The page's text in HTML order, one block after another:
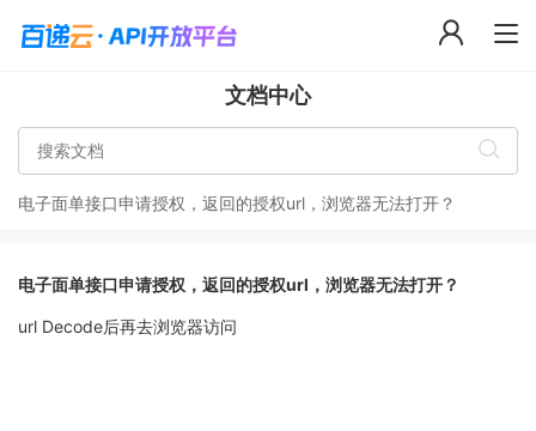
文档中心
电子面单接口申请授权，返回的授权url，浏览器无法打开？
电子面单接口申请授权，返回的授权url，浏览器无法打开？
url Decode后再去浏览器访问